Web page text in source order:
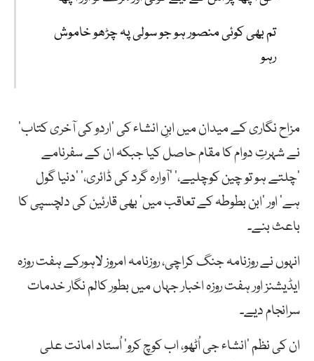
تمبھیکوئیمنصورہوجوسولیپہچڑھوخاموش
رہو
مزاح نگاری کے میدان میں ابنِ انشاء کی ’اردو کی آخری کتاب‘
نے شہرتِ دوام کا مقام حاصل کیا جبکہ ان کے سفرنامے
’چلتے ہو تو چین کوچلیے،‘ ’آوارہ گرد کی ڈائری،‘ ’دنیا گول
ہے‘ اور ’ابن بطوطہ کے تعاقب میں‘ بھی قارئین کی دلچسپی کا
باعث بنے۔
انہوں نے روزنامہ جنگ کراچی، روزنامہ امروز لاہورکے ہفت روزہ
ایڈیشنز اور ہفت روزہ اخبار جہاں میں بطور کالم نگار خدمات
سرانجام دیے۔
ان کی نظم ’انشاء جی اُٹھو، اب کوچ کرو‘ اُستاد امانت علی